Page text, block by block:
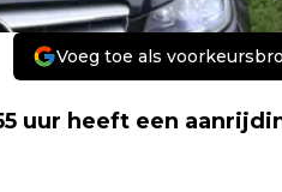
Voeg toe als
uur heeft een